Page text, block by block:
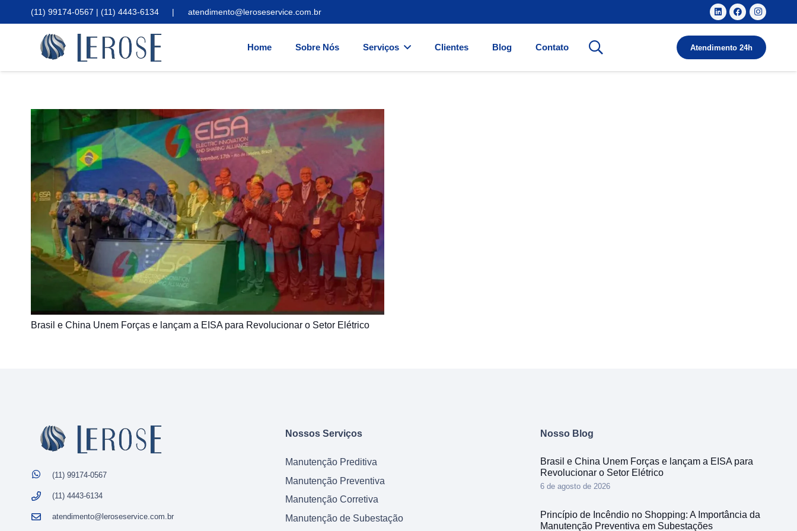
(11) 99174-0567 | (11) 4443-6134 | atendimento@leroseservice.com.br
Home Sobre Nós Serviços Clientes Blog Contato Atendimento 24h
Brasil e China Unem Forças e lançam a EISA para Revolucionar o Setor Elétrico
(11) 99174-0567
(11) 4443-6134
atendimento@leroseservice.com.br
Nossos Serviços
Manutenção Preditiva
Manutenção Preventiva
Manutenção Corretiva
Manutenção de Subestação
Nosso Blog
Brasil e China Unem Forças e lançam a EISA para
Revolucionar o Setor Elétrico
6 de agosto de 2026
Princípio de Incêndio no Shopping: A Importância da
Manutenção Preventiva em Subestações